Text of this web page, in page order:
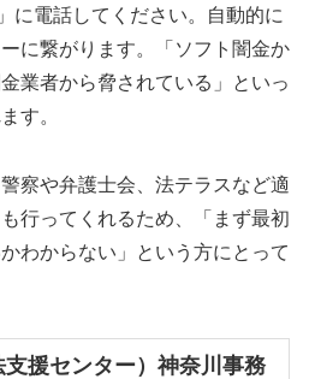
に電話してください。自動的に
に繋がります。「ソフト闇金か
業者から脅されている」といっ
す。
察や弁護士会、法テラスなど適
行ってくれるため、「まず最初
わからない」という方にとって
援センター）神奈川事務